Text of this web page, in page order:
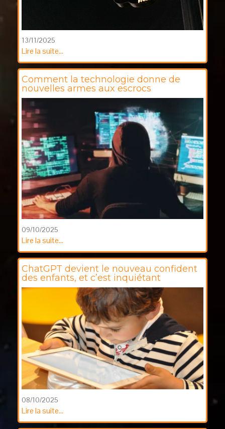
13/11/2025
Lire la suite...
Comment la technologie donne de
nouvelles armes aux escrocs
09/10/2025
Lire la suite...
ChatGPT devient le nouveau confident
des enfants, et c’est inquiétant
08/10/2025
Lire la suite...